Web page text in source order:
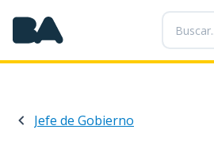
P
a
s
a
Jefe de Gobierno